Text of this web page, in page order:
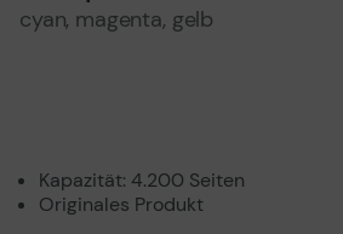
cyan, magenta, gelb
Kapazität: 4.200 Seiten
Originales Produkt